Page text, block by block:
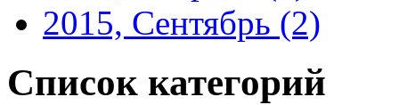
2015, Сентябрь (2)
Список категорий